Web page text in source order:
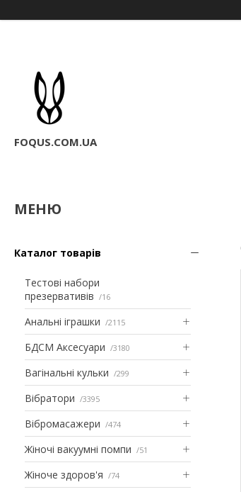
FOQUS.COM.UA
Каталог товарів
Тестові набори
презервативів
16
Анальні іграшки 2115
БДСМ Аксесуари 3180
Вагінальні кульки 299
Вібратори 3395
Вібромасажери 474
Жіночі вакуумні помпи 51
Жіноче здоров'я 74